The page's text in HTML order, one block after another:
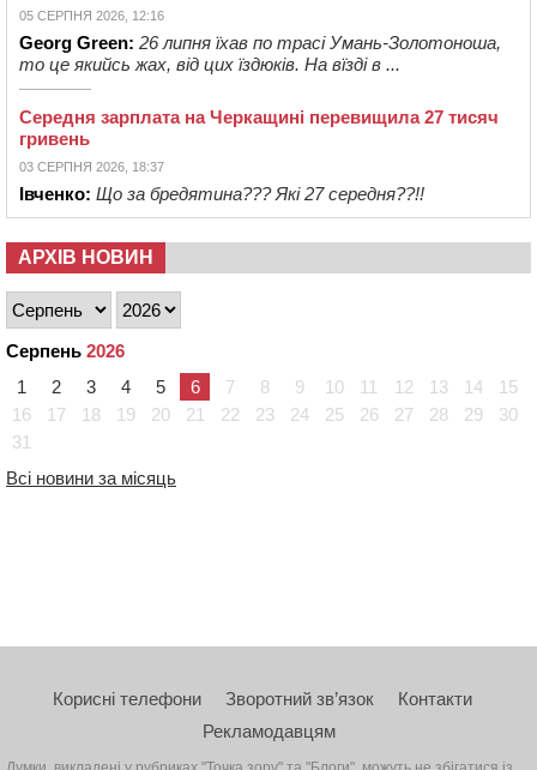
05 СЕРПНЯ 2026, 12:16
Georg Green: 26 липня їхав по трасі Умань-Золотоноша,
то це якийсь жах, від цих їздюків. На вїзді в ...
Середня зарплата на Черкащині перевищила 27 тисяч
гривень
03 СЕРПНЯ 2026, 18:37
Івченко: Що за бредятина??? Які 27 середня??!!
АРХІВ НОВИН
Серпень 2026
1
2 3 4 5 6 7 8 9 10 11 12 13 14
15
16
17 18 19 20 21 22 23 24 25 26 27 28 29
30
31
Всі новини за місяць
Корисні телефони Зворотний зв’язок
Контакти
Рекламодавцям